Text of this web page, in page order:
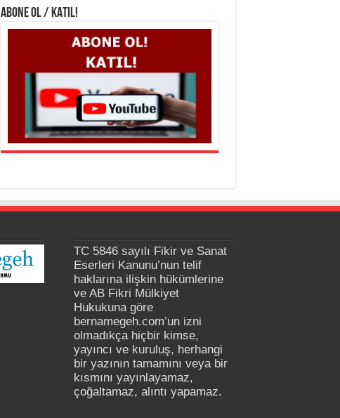
ABONE OL / KATIL!
TC 5846 sayılı Fikir ve Sanat
Eserleri Kanunu’nun telif
haklarına ilişkin hükümlerine
ve AB Fikri Mülkiyet
Hukukuna göre
bernamegeh.com’un izni
olmadıkça hiçbir kimse,
yayıncı ve kuruluş, herhangi
bir yazının tamamını veya bir
kısmını yayınlayamaz,
çoğaltamaz, alıntı yapamaz.